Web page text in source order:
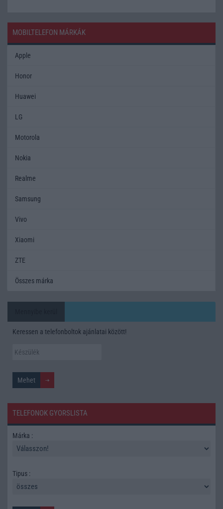
MOBILTELEFON MÁRKÁK
Apple
Honor
Huawei
LG
Motorola
Nokia
Realme
Samsung
Vivo
Xiaomi
ZTE
Összes márka
Keressen a telefonboltok ajánlatai között!
TELEFONOK GYORSLISTA
Márka :
Tipus :